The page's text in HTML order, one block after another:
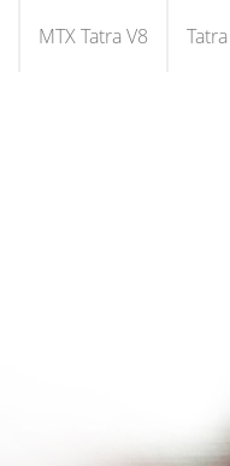
MTX Tatra V8